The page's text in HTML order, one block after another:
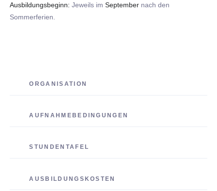
Ausbildungsbeginn: Jeweils im September nach den
Sommerferien.
ORGANISATION
AUFNAHMEBEDINGUNGEN
STUNDENTAFEL
AUSBILDUNGSKOSTEN